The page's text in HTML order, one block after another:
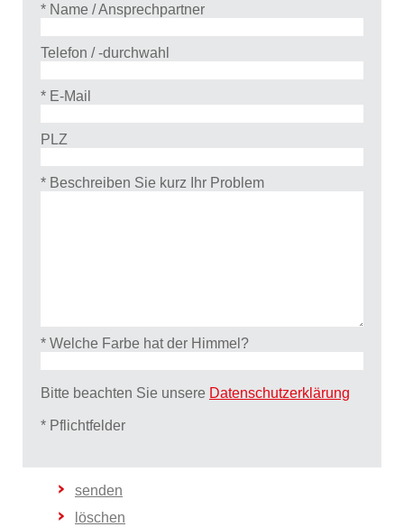
* Name / Ansprechpartner
Telefon / -durchwahl
* E-Mail
PLZ
* Beschreiben Sie kurz Ihr Problem
* Welche Farbe hat der Himmel?
Bitte beachten Sie unsere Datenschutzerklärung
* Pflichtfelder